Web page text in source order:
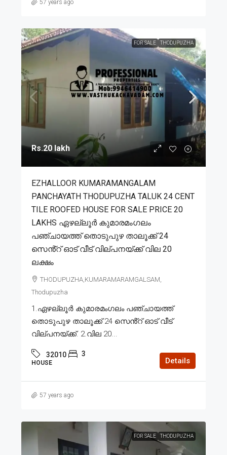
57 years ago
FOR SALE THODUPUZHA
Rs.20 lakh
EZHALLOOR KUMARAMANGALAM
PANCHAYATH THODUPUZHA TALUK 24 CENT
TILE ROOFED HOUSE FOR SALE PRICE 20
LAKHS ഏഴല്ലൂർ കുമാരമംഗലം
പഞ്ചായത്ത് തൊടുപുഴ താലൂക്ക് 24
സെൻ്റ് ഓട് വീട് വില്പനയ്ക്ക് വില 20
ലക്ഷം
THODUPUZHA,KUMARAMARAMGALSAM,
Thodupuzha
1.ഏഴല്ലൂർ കുമാരമംഗലം പഞ്ചായത്ത്
തൊടുപുഴ താലൂക്ക് 24 സെൻ്റ് ഓട് വീട്
വില്പനയ്ക്ക്. 2.വില 20...
32010 3
HOUSE Details
57 years ago
FOR SALE THODUPUZHA